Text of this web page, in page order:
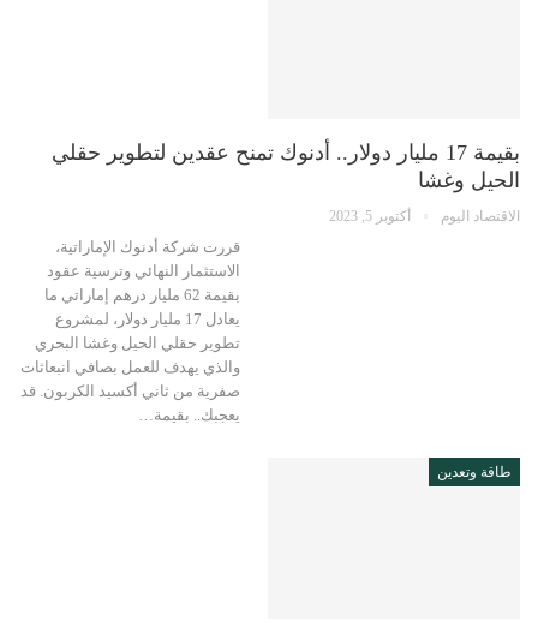
بقيمة 17 مليار دولار.. أدنوك تمنح عقدين لتطوير حقلي
الحيل وغشا
الاقتصاد اليوم أكتوبر 5, 2023
قررت شركة أدنوك الإماراتية،
الاستثمار النهائي وترسية عقود
بقيمة 62 مليار درهم إماراتي ما
يعادل 17 مليار دولار، لمشروع
تطوير حقلي الحيل وغشا البحري
والذي يهدف للعمل بصافي انبعاثات
صفرية من ثاني أكسيد الكربون. قد
يعجبك.. بقيمة…
طاقة وتعدين